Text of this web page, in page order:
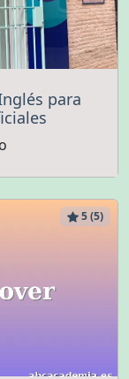
para
5 (5)